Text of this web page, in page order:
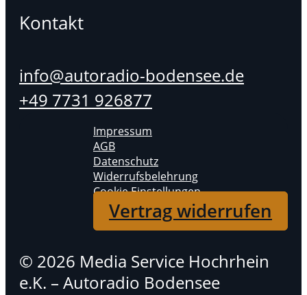
Kontakt
info@autoradio-bodensee.de
+49 7731 926877
Impressum
AGB
Datenschutz
Widerrufsbelehrung
Cookie Einstellungen
Vertrag widerrufen
© 2026 Media Service Hochrhein
e.K. – Autoradio Bodensee